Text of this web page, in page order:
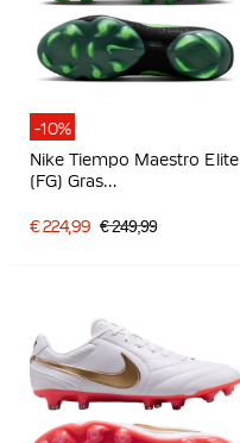
-10%
Nike Tiempo Maestro Elite
(FG) Gras
Felgroen Zilvergrijs
€ 224,99 € 249,99